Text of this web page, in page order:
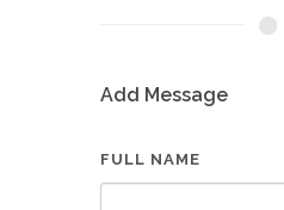
Add Message
FULL NAME